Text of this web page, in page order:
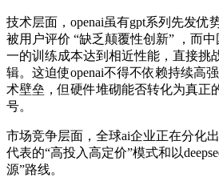
技术层面，openai虽有gpt系列先发优
被用户评价 “缺乏颠覆性创新” ，而中
一的训练成本达到相近性能，直接挑
辑。这迫使openai不得不依赖持续高
术壁垒，但硬件堆砌能否转化为真正
号。
市场竞争层面，全球ai企业正在分化
代表的“高投入高定价”模式和以
源”路线。